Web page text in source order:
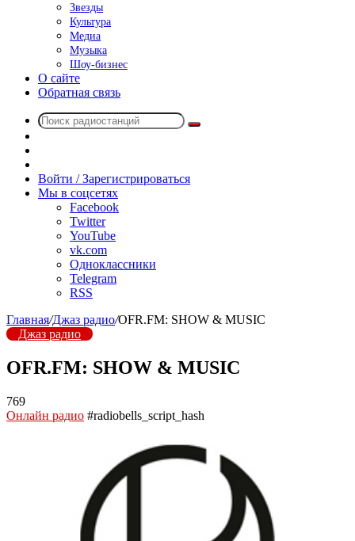
Звезды
Культура
Медиа
Музыка
Шоу-бизнес
О сайте
Обратная связь
Поиск
радио
Войти / Зарегистрироваться
Мы в соцсетях
Facebook
Twitter
YouTube
vk.com
Одноклассники
Telegram
RSS
Главная/Джаз радио/OFR.FM: SHOW & MUSIC
Джаз радио
OFR.FM: SHOW & MUSIC
769
Онлайн радио #radiobells_script_hash